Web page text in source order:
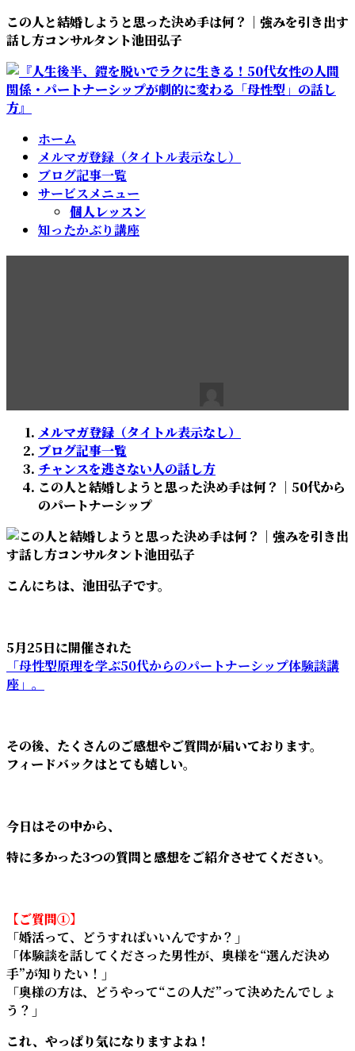
コ
ン
テ
ン
ツ
へ
ナ
ビ
ゲ
ー
シ
ョ
この人と結婚しようと思った決め手は何？｜強みを引き出す
話し方コンサルタント池田弘子
ホーム
メルマガ登録（タイトル表示なし）
ブログ記事一覧
サービスメニュー
個人レッスン
知ったかぶり講座
終
更
新
日
時
:
メルマガ登録（タイトル表示なし）
ブログ記事一覧
チャンスを逃さない人の話し方
この人と結婚しようと思った決め手は何？｜50代から
のパートナーシップ
こんにちは、池田弘子です。
5月25日に開催された
「母性型原理を学ぶ50代からのパートナーシップ体験談講
座」。
その後、たくさんのご感想やご質問が届いております。
フィードバックはとても嬉しい。
今日はその中から、
特に多かった3つの質問と感想をご紹介させてください。
【ご質問①】
「婚活って、どうすればいいんですか？」
「体験談を話してくださった男性が、奥様を“選んだ決め
手”が知りたい！」
「奥様の方は、どうやって“この人だ”って決めたんでしょ
う？」
これ、やっぱり気になりますよね！